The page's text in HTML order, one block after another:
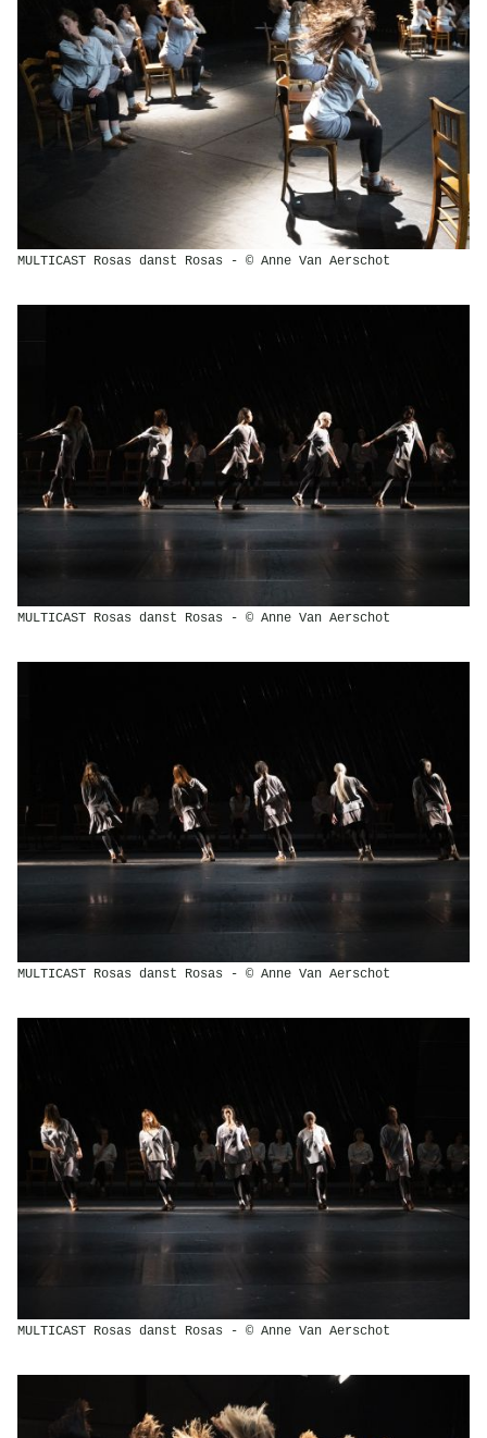
MULTICAST Rosas danst Rosas - © Anne Van Aerschot
MULTICAST Rosas danst Rosas - © Anne Van Aerschot
MULTICAST Rosas danst Rosas - © Anne Van Aerschot
MULTICAST Rosas danst Rosas - © Anne Van Aerschot